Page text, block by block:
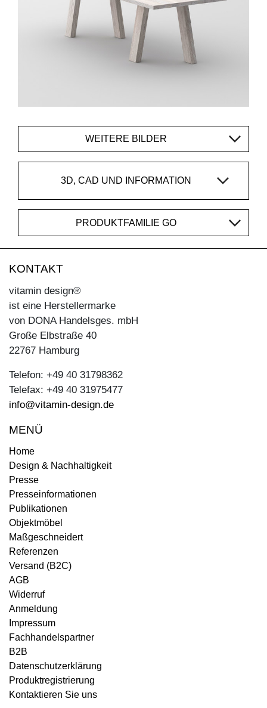
WEITERE BILDER
3D, CAD UND INFORMATION
PRODUKTFAMILIE GO
KONTAKT
vitamin design®
ist eine Herstellermarke
von DONA Handelsges. mbH
Große Elbstraße 40
22767 Hamburg
Telefon: +49 40 31798362
Telefax: +49 40 31975477
info@vitamin-design.de
MENÜ
Home
Design & Nachhaltigkeit
Presse
Presseinformationen
Publikationen
Objektmöbel
Maßgeschneidert
Referenzen
Versand (B2C)
AGB
Widerruf
Anmeldung
Impressum
Fachhandelspartner
B2B
Datenschutzerklärung
Produktregistrierung
Kontaktieren Sie uns